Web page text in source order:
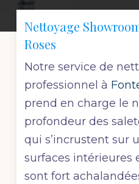
Nettoyage
Roses
Notre service de
professionnel à
prend en charge le
profondeur des
qui s’incrustent sur
surfaces intérieures
sont fort